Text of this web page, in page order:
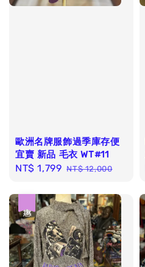
歐洲名牌服飾過季庫存便
宜賣 新品 毛衣 WT#11
Sale
NT$ 1,799 Regular
NT$ 12,000